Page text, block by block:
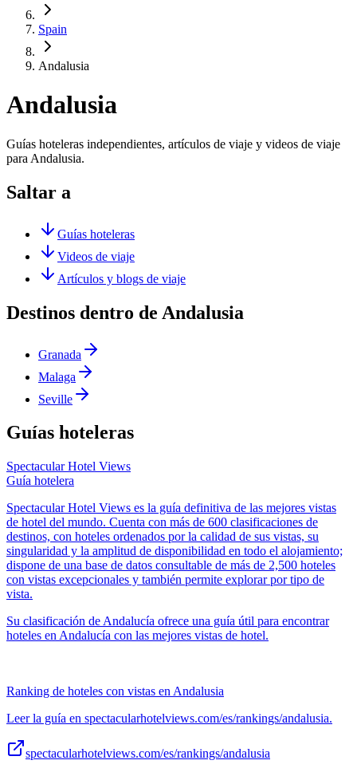
Spain
Andalusia
Andalusia
Guías hoteleras independientes, artículos de viaje y videos de viaje
para Andalusia.
Saltar a
Guías hoteleras
Videos de viaje
Artículos y blogs de viaje
Destinos dentro de Andalusia
Granada
Malaga
Seville
Guías hoteleras
Spectacular Hotel Views
Guía hotelera
Spectacular Hotel Views es la guía definitiva de las mejores vistas
de hotel del mundo. Cuenta con más de 600 clasificaciones de
destinos, con hoteles ordenados por la calidad de sus vistas, su
singularidad y la amplitud de disponibilidad en todo el alojamiento;
dispone de una base de datos consultable de más de 2,500 hoteles
con vistas excepcionales y también permite explorar por tipo de
vista.
Su clasificación de Andalucía ofrece una guía útil para encontrar
hoteles en Andalucía con las mejores vistas de hotel.
Ranking de hoteles con vistas en Andalusia
Leer la guía en spectacularhotelviews.com/es/rankings/andalusia.
spectacularhotelviews.com/es/rankings/andalusia